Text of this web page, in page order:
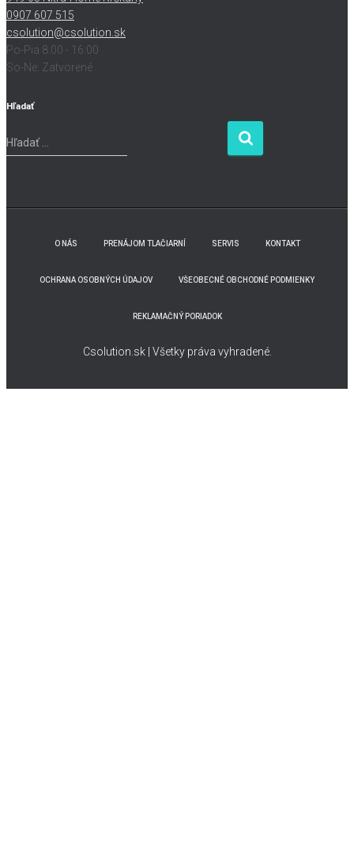
0907 607 515
csolution@csolution.sk
Po-Pia 8:00 - 16:00
So-Ne: Zatvorené
Hľadať
H
ľ
a
Hľadať …
O NÁS PRENÁJOM TLAČIARNÍ SERVIS KONTAKT
OCHRANA OSOBNÝCH ÚDAJOV VŠEOBECNÉ OBCHODNÉ PODMIENKY
REKLAMAČNÝ PORIADOK
Csolution.sk | Všetky práva vyhradené.